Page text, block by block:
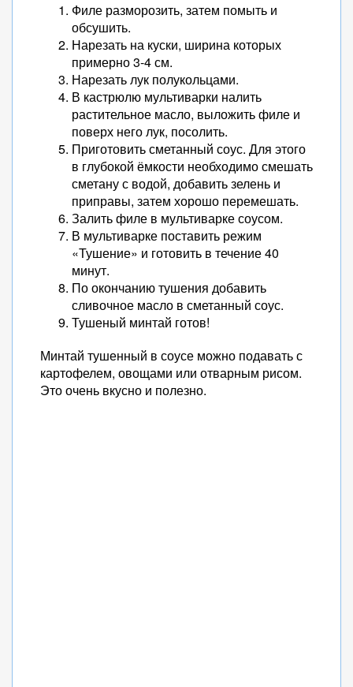
Филе разморозить, затем помыть и
обсушить.
Нарезать на куски, ширина которых
примерно 3-4 см.
Нарезать лук полукольцами.
В кастрюлю мультиварки налить
растительное масло, выложить филе и
поверх него лук, посолить.
Приготовить сметанный соус. Для этого
в глубокой ёмкости необходимо смешать
сметану с водой, добавить зелень и
приправы, затем хорошо перемешать.
Залить филе в мультиварке соусом.
В мультиварке поставить режим
«Тушение» и готовить в течение 40
минут.
По окончанию тушения добавить
сливочное масло в сметанный соус.
Тушеный минтай готов!
Минтай тушенный в соусе можно подавать с
картофелем, овощами или отварным рисом.
Это очень вкусно и полезно.